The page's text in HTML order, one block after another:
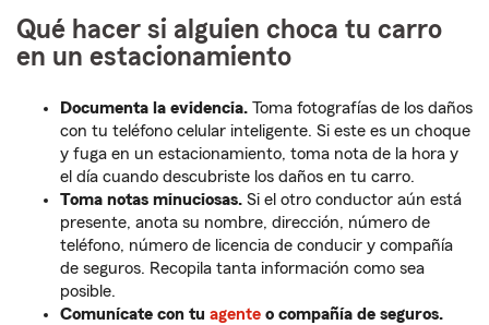
Qué hacer si alguien choca tu carro
en un estacionamiento
Documenta la evidencia. Toma fotografías de los daños
con tu teléfono celular inteligente. Si este es un choque
y fuga en un estacionamiento, toma nota de la hora y
el día cuando descubriste los daños en tu carro.
Toma notas minuciosas. Si el otro conductor aún está
presente, anota su nombre, dirección, número de
teléfono, número de licencia de conducir y compañía
de seguros. Recopila tanta información como sea
posible.
Comunícate con tu agente o compañía de seguros.